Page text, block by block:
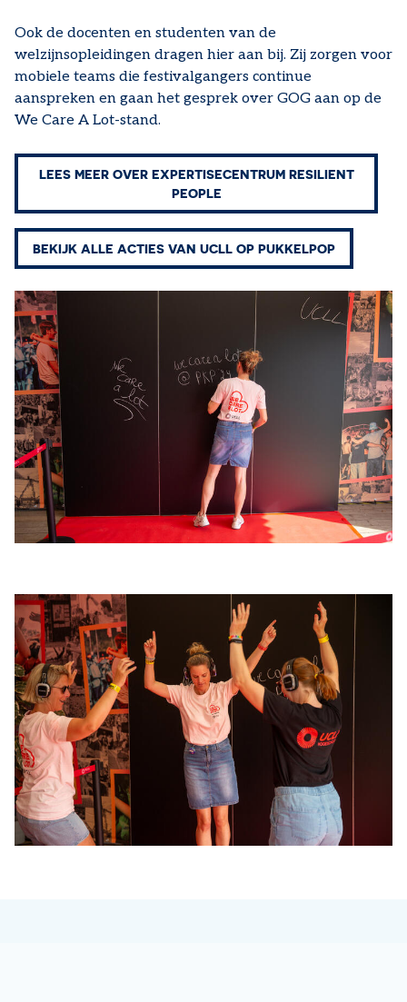
Ook de docenten en studenten van de
welzijnsopleidingen dragen hier aan bij. Zij zorgen voor
mobiele teams die festivalgangers continue
aanspreken en gaan het gesprek over GOG aan op de
We Care A Lot-stand.
LEES MEER OVER EXPERTISECENTRUM RESILIENT
PEOPLE
BEKIJK ALLE ACTIES VAN UCLL OP PUKKELPOP